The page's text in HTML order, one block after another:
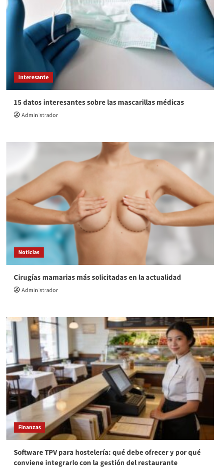
Interesante
15 datos interesantes sobre las mascarillas médicas
Administrador
Noticias
Cirugías mamarias más solicitadas en la actualidad
Administrador
Finanzas
Software TPV para hostelería: qué debe ofrecer y por qué
conviene integrarlo con la gestión del restaurante